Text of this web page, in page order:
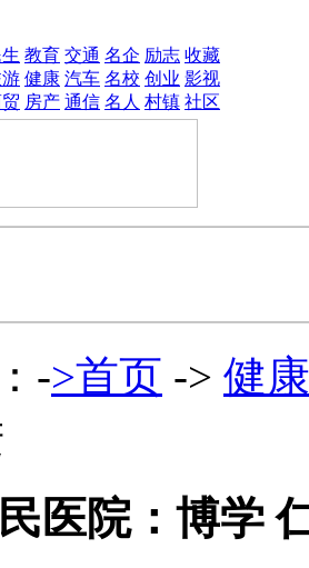
教育 交通 名企 励志 收藏
健康 汽车 名校 创业 影视
房产 通信 名人 村镇 社区
->首页 -> 健康
医院：博学